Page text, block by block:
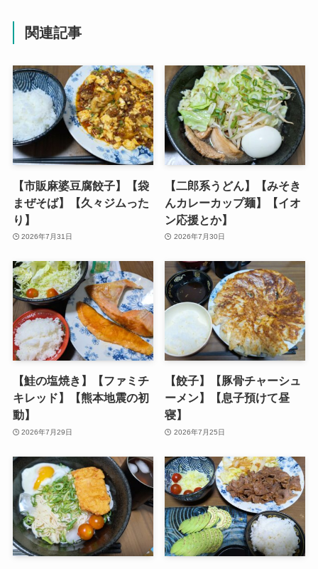
関連記事
【市販麻婆豆腐餃子】【袋
まぜそば】【久々ジムった
り】
2026年7月31日
【二郎系うどん】【みそき
んカレーカップ麺】【イオ
ン応援とか】
2026年7月30日
【鮭の塩焼き】【ファミチ
キレッド】【熊本地震の初
動】
2026年7月29日
【餃子】【豚骨チャーシュ
ーメン】【息子預けて昼
寝】
2026年7月25日